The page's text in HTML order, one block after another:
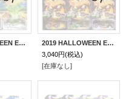
2020 HALLOWEEN EXCLUSIVE 【6種セット】SUPER STINGER/NIGHT BURNER/HW POPPA WHEELIE/TWINDUCTION/HOVER & OUT/EPIC FAST
2019 HALLOWEEN EXCLUSIVE 【6種セット】Rigor Motor/Torque Screw/Covelight/Rocket Box/Altered Ego/Power Rocket
3,040円(税込)
[在庫なし]